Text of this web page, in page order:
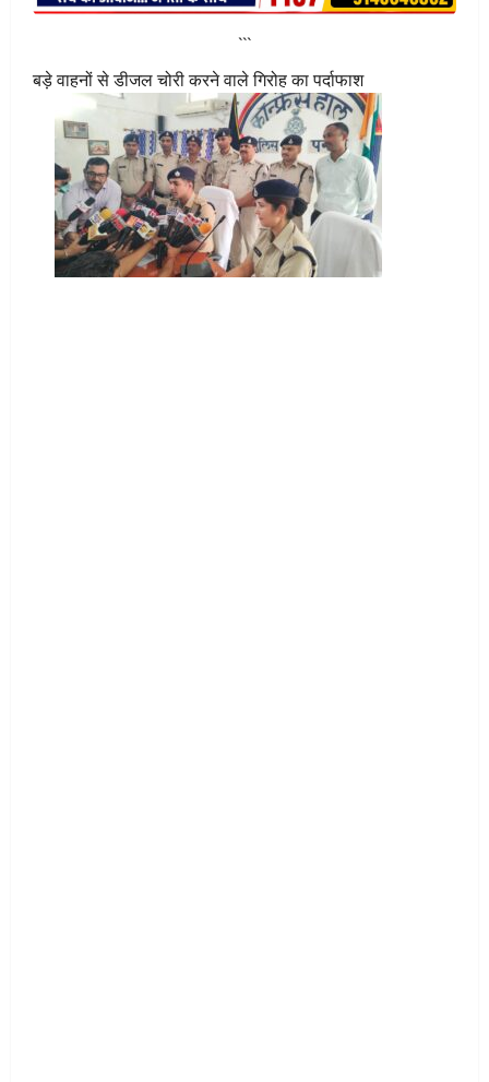
```
बड़े वाहनों से डीजल चोरी करने वाले गिरोह का पर्दाफाश